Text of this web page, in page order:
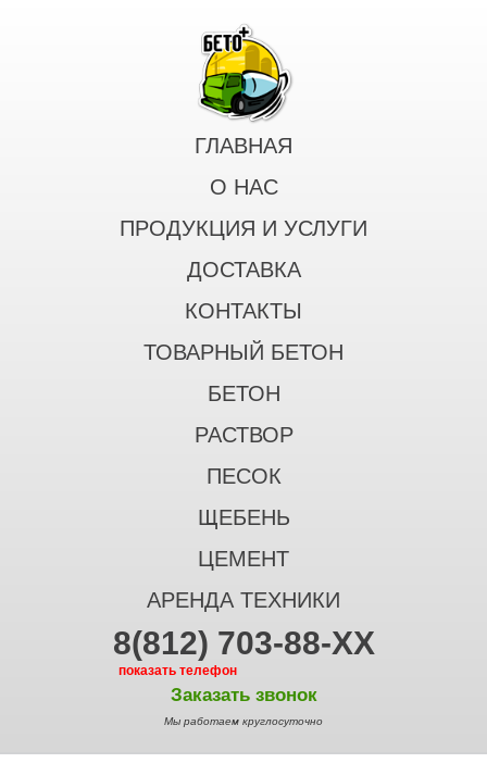
ГЛАВНАЯ
О НАС
ПРОДУКЦИЯ И УСЛУГИ
ДОСТАВКА
КОНТАКТЫ
ТОВАРНЫЙ БЕТОН
БЕТОН
РАСТВОР
ПЕСОК
ЩЕБЕНЬ
ЦЕМЕНТ
АРЕНДА ТЕХНИКИ
8(812) 703-88-XX
показать телефон
Заказать звонок
Мы работаем круглосуточно